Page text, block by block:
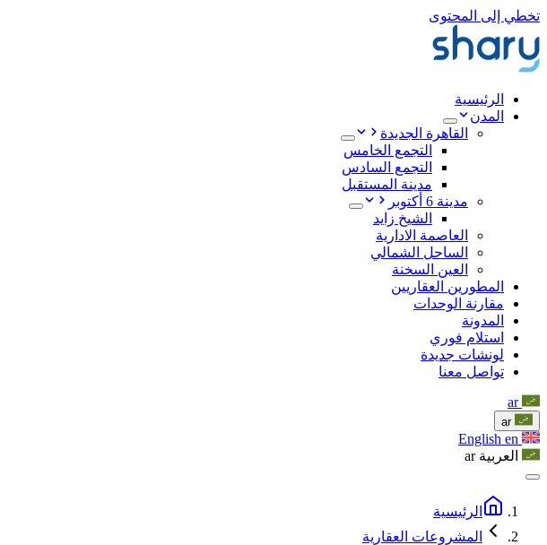
تخطي إلى المحتوى
الرئيسية
المدن
القاهرة الجديدة
التجمع الخامس
التجمع السادس
مدينة المستقبل
مدينة 6 أكتوبر
الشيخ زايد
العاصمة الادارية
الساحل الشمالي
العين السخنة
المطورين العقاريين
مقارنة الوحدات
المدونة
استلام فوري
لونشات جديدة
تواصل معنا
ar
ar
English en
العربية ar
الرئيسية
المشروعات العقارية